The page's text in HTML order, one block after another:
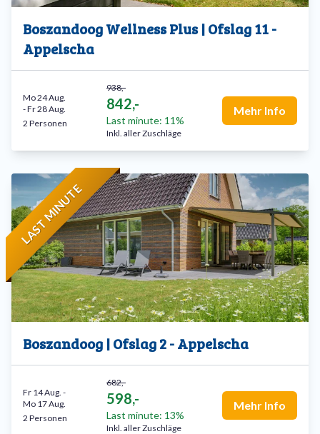
Boszandoog Wellness Plus | Ofslag 11 -
Appelscha
938,-
842,-
Last minute: 11%
Inkl. aller Zuschläge
Mo 24 Aug.
-Fr 28 Aug.
2 Personen
Mehr Info
LAST MINUTE
Boszandoog | Ofslag 2 - Appelscha
682,-
598,-
Last minute: 13%
Inkl. aller Zuschläge
Fr 14 Aug. -
Mo 17 Aug.
2 Personen
Mehr Info